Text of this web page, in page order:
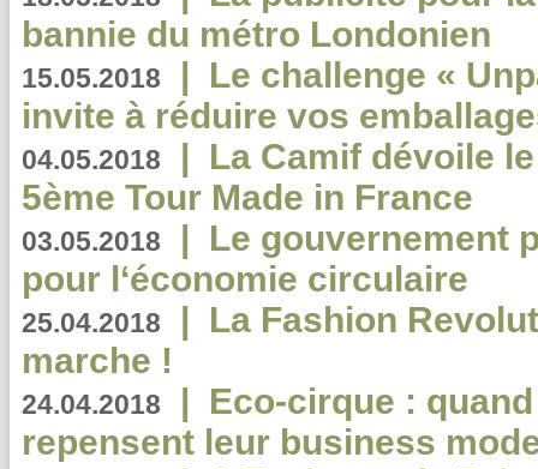
bannie du métro Londonien
15.05.2018 | Le challenge «
invite à réduire vos
04.05.2018 | La Camif dévoile
5ème Tour Made in France
03.05.2018 | Le gouvernement
pour l‘économie circulaire
25.04.2018 | La Fashion
marche !
24.04.2018 | Eco-cirque :
repensent leur business